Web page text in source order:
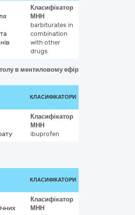
Класифікатор
МНН
barbiturates in
combination
with other
drugs
в ментиловому ефірі кислоти
КЛАСИФІКАТОРИ
Класифікатор
МНН
ibuprofen
КЛАСИФІКАТОРИ
Класифікатор
МНН